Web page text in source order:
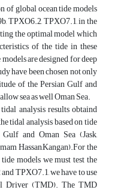
of global ocean tide models
TPXO6.2, TPXO7.1, in the
the optimal model which
of the tide in these
are designed for deep
have been chosen not only
of the Persian Gulf and
sea as well Oman Sea.
analysis results obtaind
tidal analysis based on tide
and Oman Sea (Jask,
Hassan,Kangan).For the
models we must test the
TPXO7.1, we have to use
Driver (TMD). The TMD